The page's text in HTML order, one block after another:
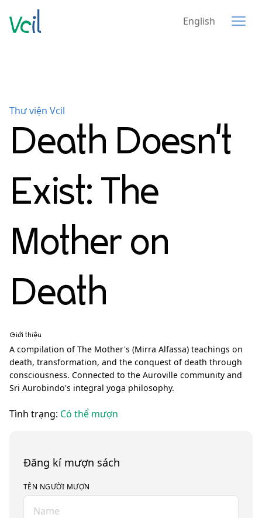
English
Thư viện Vcil
Death Doesn't
Exist: The
Mother on
Death
Giới thiệu
A compilation of The Mother's (Mirra Alfassa) teachings on
death, transformation, and the conquest of death through
consciousness. Connected to the Auroville community and
Sri Aurobindo's integral yoga philosophy.
Tình trạng: Có thể mượn
Đăng kí mượn sách
TÊN NGƯỜI MƯỢN